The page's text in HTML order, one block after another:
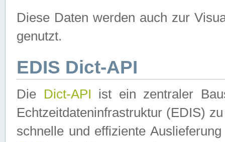
Diese Daten werden auch zur
genutzt.
EDIS Dict-API
Die Dict-API ist ein zentraler
Echtzeitdateninfrastruktur (EDIS)
schnelle und effiziente